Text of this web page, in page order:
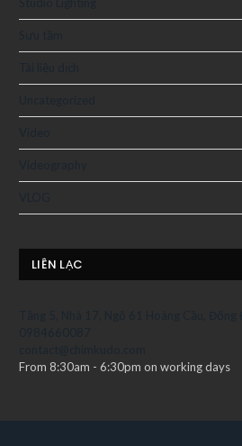
LIÊN LẠC
From 8:30am - 6:30pm on working days